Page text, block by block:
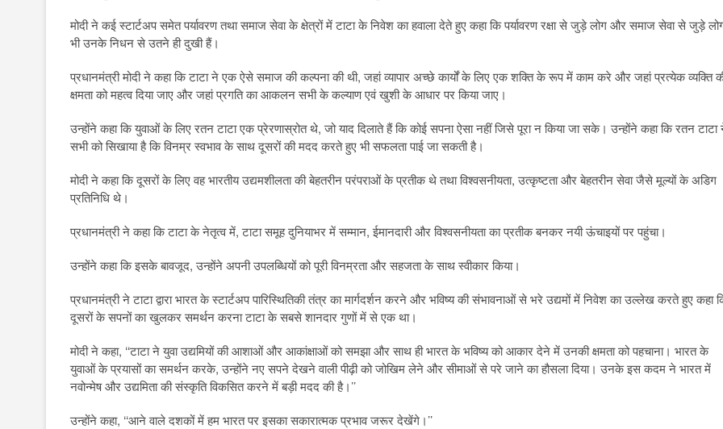
मोदी ने कई स्टार्टअप समेत पर्यावरण तथा समाज सेवा के क्षेत्रों में टाटा के निवेश का हवाला देते हुए कहा कि पर्यावरण रक्षा से जुड़े लोग और समाज सेवा से जुड़े
भी उनके निधन से उतने ही दुखी हैं।
प्रधानमंत्री मोदी ने कहा कि टाटा ने एक ऐसे समाज की कल्पना की थी, जहां व्यापार अच्छे कार्यों के लिए एक शक्ति के रूप में काम करे और जहां प्रत्येक व्यक्ति
क्षमता को महत्व दिया जाए और जहां प्रगति का आकलन सभी के कल्याण एवं खुशी के आधार पर किया जाए।
उन्होंने कहा कि युवाओं के लिए रतन टाटा एक प्रेरणास्रोत थे, जो याद दिलाते हैं कि कोई सपना ऐसा नहीं जिसे पूरा न किया जा सके। उन्होंने कहा कि रतन टाटा
सभी को सिखाया है कि विनम्र स्वभाव के साथ दूसरों की मदद करते हुए भी सफलता पाई जा सकती है।
मोदी ने कहा कि दूसरों के लिए वह भारतीय उद्यमशीलता की बेहतरीन परंपराओं के प्रतीक थे तथा विश्वसनीयता, उत्कृष्टता और बेहतरीन सेवा जैसे मूल्यों के अडिग
प्रतिनिधि थे।
प्रधानमंत्री ने कहा कि टाटा के नेतृत्व में, टाटा समूह दुनियाभर में सम्मान, ईमानदारी और विश्वसनीयता का प्रतीक बनकर नयी ऊंचाइयों पर पहुंचा।
उन्होंने कहा कि इसके बावजूद, उन्होंने अपनी उपलब्धियों को पूरी विनम्रता और सहजता के साथ स्वीकार किया।
प्रधानमंत्री ने टाटा द्वारा भारत के स्टार्टअप पारिस्थितिकी तंत्र का मार्गदर्शन करने और भविष्य की संभावनाओं से भरे उद्यमों में निवेश का उल्लेख करते हुए कहा
दूसरों के सपनों का खुलकर समर्थन करना टाटा के सबसे शानदार गुणों में से एक था।
मोदी ने कहा, ‘‘टाटा ने युवा उद्यमियों की आशाओं और आकांक्षाओं को समझा और साथ ही भारत के भविष्य को आकार देने में उनकी क्षमता को पहचाना। भारत के
युवाओं के प्रयासों का समर्थन करके, उन्होंने नए सपने देखने वाली पीढ़ी को जोखिम लेने और सीमाओं से परे जाने का हौसला दिया। उनके इस कदम ने भारत में
नवोन्मेष और उद्यमिता की संस्कृति विकसित करने में बड़ी मदद की है।’’
उन्होंने कहा, ‘‘आने वाले दशकों में हम भारत पर इसका सकारात्मक प्रभाव जरूर देखेंगे।’’